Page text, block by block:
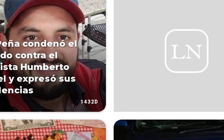
condenó el
contra el
Humberto
y expresó sus
1432D